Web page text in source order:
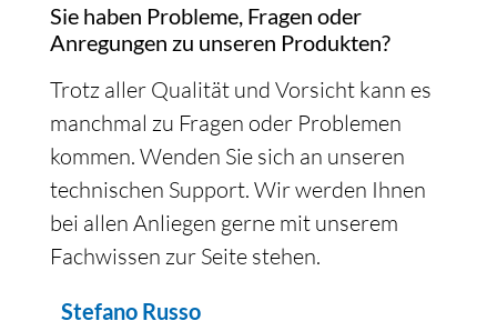
Sie haben Probleme, Fragen oder
Anregungen zu unseren Produkten?
Trotz aller Qualität und Vorsicht kann es
manchmal zu Fragen oder Problemen
kommen. Wenden Sie sich an unseren
technischen Support. Wir werden Ihnen
bei allen Anliegen gerne mit unserem
Fachwissen zur Seite stehen.
Stefano Russo